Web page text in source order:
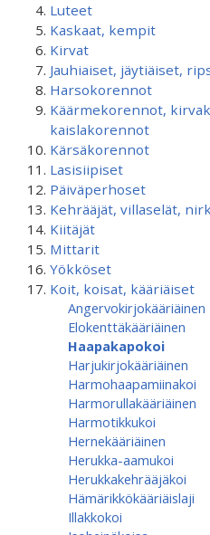
Luteet
Kaskaat, kempit
Kirvat
Jauhiaiset, jäytiäiset,
Harsokorennot
Käärmekorennot,
kaislakorennot
Kärsäkorennot
Lasisiipiset
Päiväperhoset
Kehrääjät, villaselät,
Kiitäjät
Mittarit
Yökköset
Koit, koisat, kääriäiset
Angervokirjokääriäinen
Elokenttäkääriäinen
Haapakapokoi
Harjukirjokääriäinen
Harmohaapamiinakoi
Harmorullakääriäinen
Harmotikkukoi
Hernekääriäinen
Herukka-aamukoi
Herukkakehrääjäkoi
Hämärikkökääriäislaji
Illakkokoi